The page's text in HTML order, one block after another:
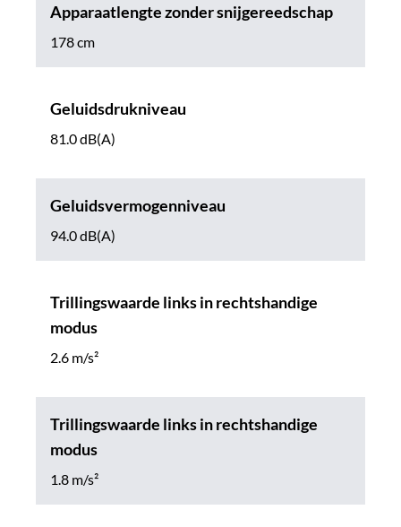
Apparaatlengte zonder snijgereedschap
178 cm
Geluidsdrukniveau
81.0 dB(A)
Geluidsvermogenniveau
94.0 dB(A)
Trillingswaarde links in rechtshandige
modus
2.6 m/s²
Trillingswaarde links in rechtshandige
modus
1.8 m/s²